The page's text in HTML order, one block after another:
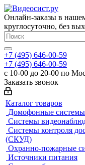
Онлайн-заказы в
круглосуточно, без
+7 (495) 646-00-59
+7 (495) 646-00-59
с 10-00 до 20-00 по
Заказать звонок
Каталог товаров
Домофонные системы
Системы
Системы контроля
(СКУД)
Охранно-пожарные
Источники питания